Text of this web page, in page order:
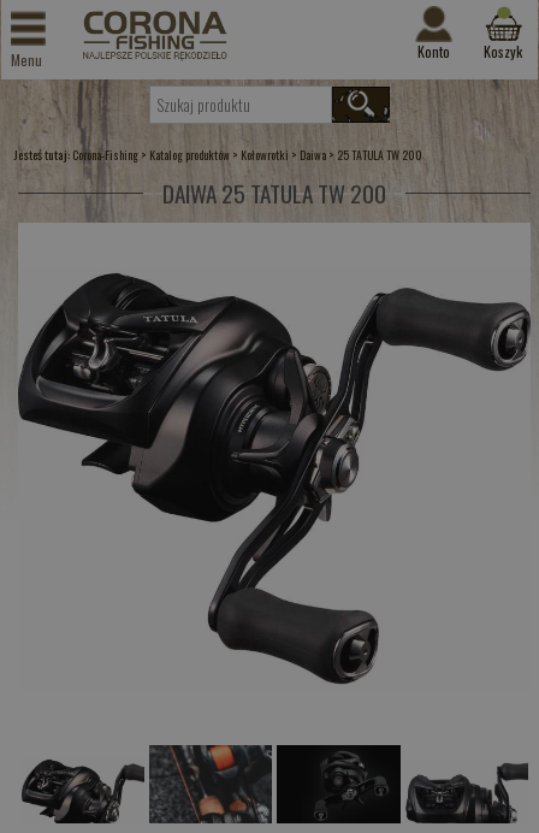
Menu Konto Koszyk
Jesteś tutaj: Corona-Fishing > Katalog produktów > Kołowrotki > Daiwa > 25 TATULA TW 200
DAIWA 25 TATULA TW 200